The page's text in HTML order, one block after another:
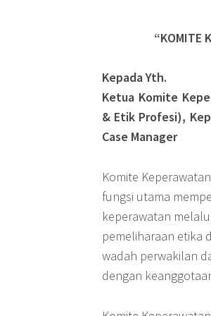
“KOMITE
Kepada Yth.
Ketua Komite
& Etik Profesi),
Case Manager
Komite
fungsi utama
keperawatan
pemeliharaan etika
wadah perwakilan
dengan